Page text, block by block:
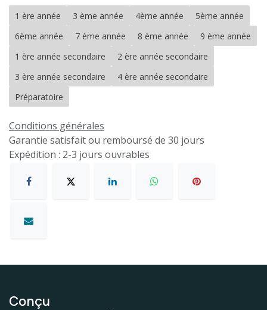
1 ère année 3 ème année 4ème année
5ème année
6ème année
7 ème année 8 ème année
9 ème année
1 ère année secondaire
2 ère année secondaire
3 ère année secondaire
4 ère année secondaire
Préparatoire
Conditions générales
Garantie satisfait ou remboursé de 30 jours
Expédition : 2-3 jours ouvrables
Conçu